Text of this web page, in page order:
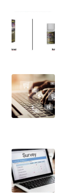
MALUKU
WN
MALUT
DAIRI
WN
DANAU